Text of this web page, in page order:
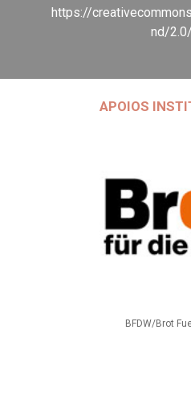
https://
nd/
APOIOS
BFDW/Brot